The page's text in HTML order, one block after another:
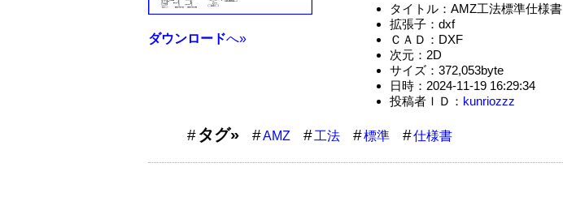
ダウンロードへ»
タイトル：AMZ工法標準仕様書
拡張子：dxf
ＣＡＤ：DXF
次元：2D
サイズ：372,053byte
日時：2024-11-19 16:29:34
投稿者ＩＤ： kunriozzz
タグ» AMZ 工法 標準 仕様書